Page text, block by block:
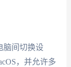
脑间切换设
，并允许多